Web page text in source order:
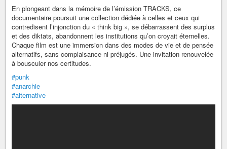
En plongeant dans la mémoire de l’émission TRACKS, ce
documentaire poursuit une collection dédiée à celles et ceux qui
contredisent l’injonction du « think big », se débarrassent des surplus
et des diktats, abandonnent les institutions qu’on croyait éternelles.
Chaque film est une immersion dans des modes de vie et de pensée
alternatifs, sans complaisance ni préjugés. Une invitation renouvelée
à bousculer nos certitudes.
#punk
#anarchie
#alternative